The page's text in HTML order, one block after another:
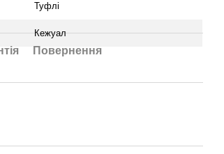
Туфлі
Кежуал
Повернення